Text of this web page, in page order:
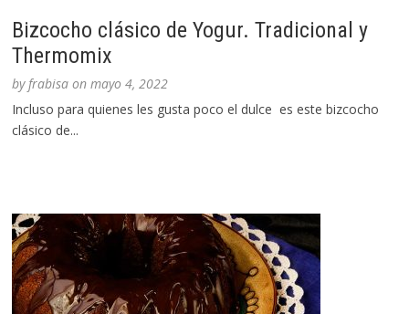
Bizcocho clásico de Yogur. Tradicional y
Thermomix
byfrabisa onmayo 4, 2022
Incluso para quienes les gusta poco el dulce es este bizcocho
clásico de...